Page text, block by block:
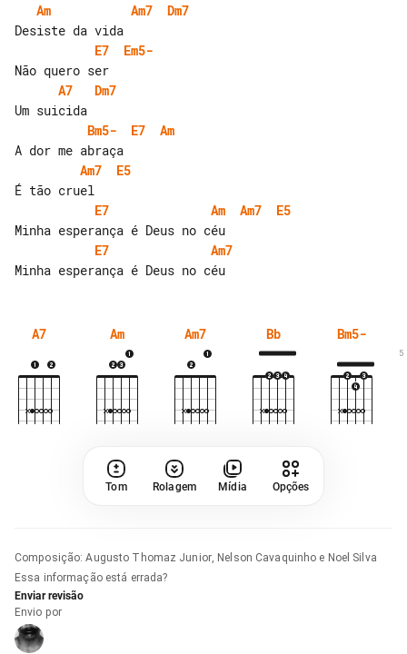
Am
Am7
Dm7
E7
Em5-
A7
Dm7
Bm5-
E7
Am
Am7
E5
E7
Am Am7
E5
E7
Am7
A7 Am Am7 Bb Bm5-
5
Tom Rolagem Mídia Opções
Composição:Augusto Thomaz Junior, Nelson Cavaquinho e Noel Silva
Essa informação está errada?
Enviar revisão
Envio por